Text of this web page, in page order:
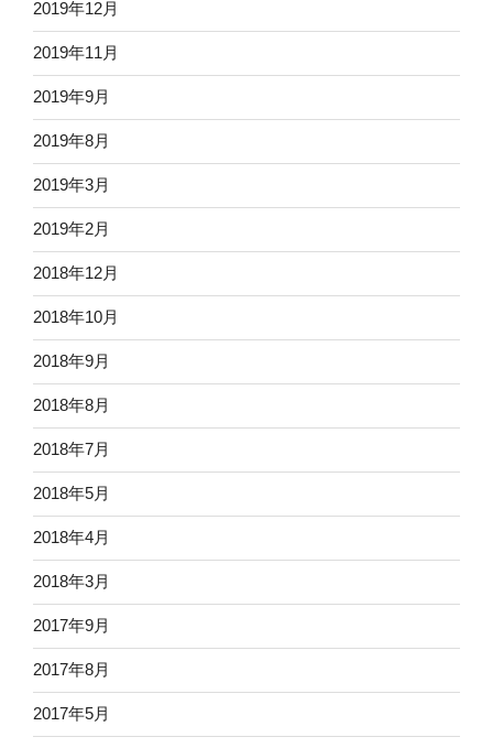
2019年12月
2019年11月
2019年9月
2019年8月
2019年3月
2019年2月
2018年12月
2018年10月
2018年9月
2018年8月
2018年7月
2018年5月
2018年4月
2018年3月
2017年9月
2017年8月
2017年5月